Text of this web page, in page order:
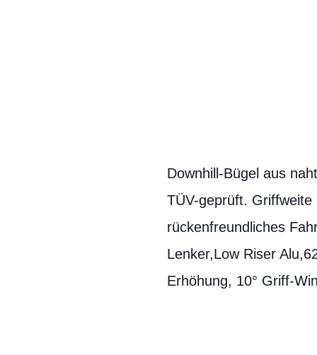
Downhill-Bügel aus
TÜV-geprüft.
rückenfreundliches
Lenker,Low Riser
Erhöhung, 10° Griff-